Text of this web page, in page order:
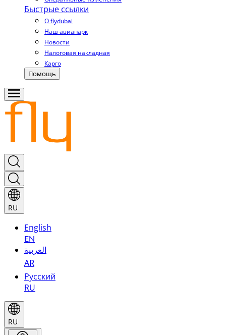
Быстрые ссылки
О flydubai
Наш авиапарк
Новости
Налоговая накладная
Карго
Помощь
RU
English
EN
العربية
AR
Русский
RU
RU